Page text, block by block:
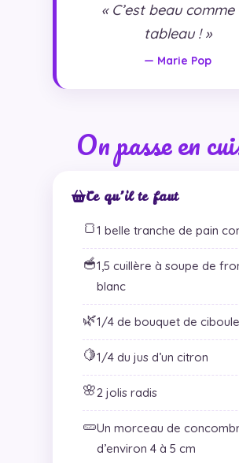
« C’est beau comme
tableau ! »
— Marie Pop
On passe en
Ce qu’il te faut
🍞1 belle tranche de pain
🥣1,5 cuillère à soupe de
blanc
🌿1/4 de bouquet de
🍋1/4 du jus d’un citron
🌸2 jolis radis
🥒Un morceau de
d’environ 4 à 5 cm